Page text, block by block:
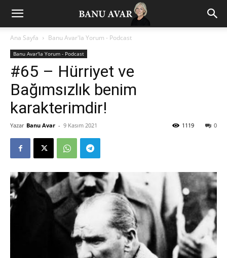
Ana Sayfa Banu Avar'la Yorum - Podcast
Banu Avar'la Yorum - Podcast
#65 – Hürriyet ve
Bağımsızlık benim
karakterimdir!
Yazar Banu Avar - 9 Kasım 2021 0
1119